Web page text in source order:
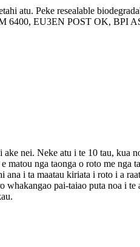
Peke resealable
6400, EU3EN POST OK, BPI
nei. Neke atu i te 10 tau, kua
nga taonga o roto me nga
i ta maatau kiriata i roto i a
whakangao pai-taiao puta noa i te